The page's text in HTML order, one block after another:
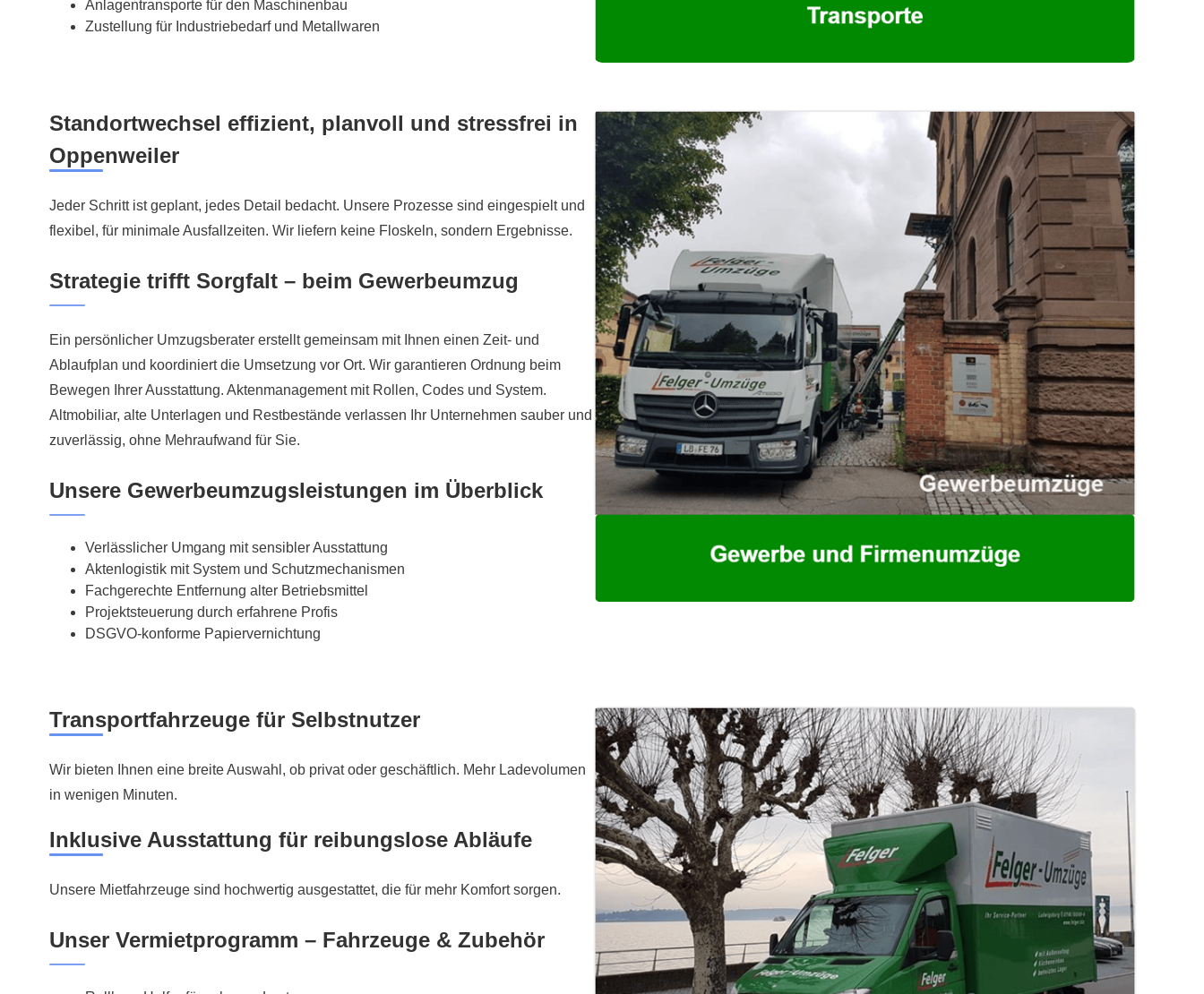
Anlagentransporte für den Maschinenbau
Zustellung für Industriebedarf und Metallwaren
Standortwechsel effizient, planvoll und stressfrei in
Oppenweiler
Jeder Schritt ist geplant, jedes Detail bedacht. Unsere Prozesse sind eingespielt und
flexibel, für minimale Ausfallzeiten. Wir liefern keine Floskeln, sondern Ergebnisse.
Strategie trifft Sorgfalt – beim Gewerbeumzug
Ein persönlicher Umzugsberater erstellt gemeinsam mit Ihnen einen Zeit- und
Ablaufplan und koordiniert die Umsetzung vor Ort. Wir garantieren Ordnung beim
Bewegen Ihrer Ausstattung. Aktenmanagement mit Rollen, Codes und System.
Altmobiliar, alte Unterlagen und Restbestände verlassen Ihr Unternehmen sauber und
zuverlässig, ohne Mehraufwand für Sie.
Unsere Gewerbeumzugsleistungen im Überblick
Verlässlicher Umgang mit sensibler Ausstattung
Aktenlogistik mit System und Schutzmechanismen
Fachgerechte Entfernung alter Betriebsmittel
Projektsteuerung durch erfahrene Profis
DSGVO-konforme Papiervernichtung
Transportfahrzeuge für Selbstnutzer
Wir bieten Ihnen eine breite Auswahl, ob privat oder geschäftlich. Mehr Ladevolumen
in wenigen Minuten.
Inklusive Ausstattung für reibungslose Abläufe
Unsere Mietfahrzeuge sind hochwertig ausgestattet, die für mehr Komfort sorgen.
Unser Vermietprogramm – Fahrzeuge & Zubehör